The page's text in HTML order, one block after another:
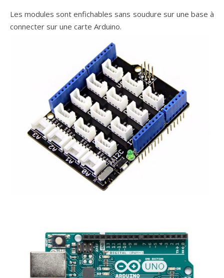
Les modules sont enfichables sans soudure sur une base à
connecter sur une carte Arduino.